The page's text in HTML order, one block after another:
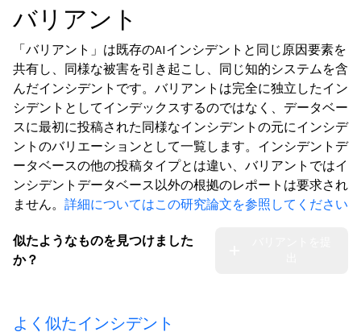
バリアント
「バリアント」は既存のAIインシデントと同じ原因要素を
共有し、同様な被害を引き起こし、同じ知的システムを含
んだインシデントです。バリアントは完全に独立したイン
シデントとしてインデックスするのではなく、データベー
スに最初に投稿された同様なインシデントの元にインシデ
ントのバリエーションとして一覧します。インシデントデ
ータベースの他の投稿タイプとは違い、バリアントではイ
ンシデントデータベース以外の根拠のレポートは要求され
ません。 詳細についてはこの研究論文を参照してください
似たようなものを見つけました
か？
よく似たインシデント